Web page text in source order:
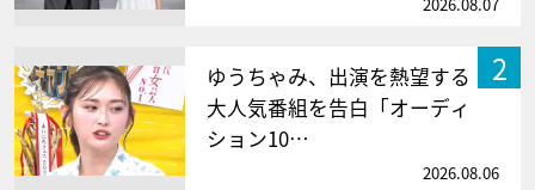
2
ゆうちゃみ、出演を熱望する
大人気番組を告白「オーディ
ション10…
2026.08.06